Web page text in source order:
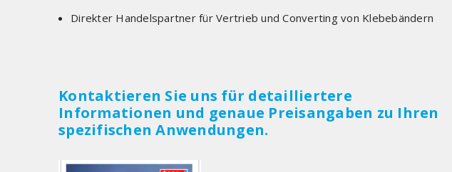
Direkter Handelspartner für Vertrieb und Converting von Klebebändern
Kontaktieren Sie uns für detailliertere
Informationen und genaue Preisangaben zu Ihren
spezifischen Anwendungen.